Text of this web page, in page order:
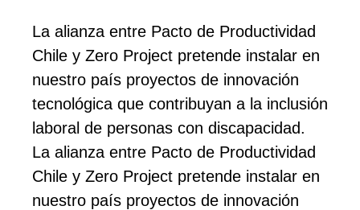
La alianza entre Pacto de Productividad
Chile y Zero Project pretende instalar en
nuestro país proyectos de innovación
tecnológica que contribuyan a la inclusión
laboral de personas con discapacidad.
La alianza entre Pacto de Productividad
Chile y Zero Project pretende instalar en
nuestro país proyectos de innovación